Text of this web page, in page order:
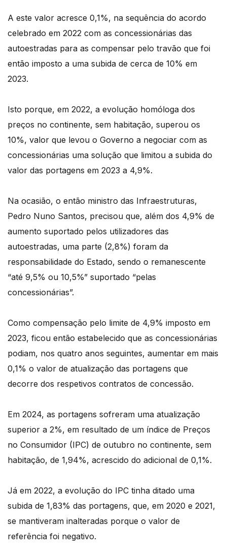
A este valor acresce 0,1%, na sequência do acordo
celebrado em 2022 com as concessionárias das
autoestradas para as compensar pelo travão que foi
então imposto a uma subida de cerca de 10% em
2023.
Isto porque, em 2022, a evolução homóloga dos
preços no continente, sem habitação, superou os
10%, valor que levou o Governo a negociar com as
concessionárias uma solução que limitou a subida do
valor das portagens em 2023 a 4,9%.
Na ocasião, o então ministro das Infraestruturas,
Pedro Nuno Santos, precisou que, além dos 4,9% de
aumento suportado pelos utilizadores das
autoestradas, uma parte (2,8%) foram da
responsabilidade do Estado, sendo o remanescente
“até 9,5% ou 10,5%” suportado “pelas
concessionárias”.
Como compensação pelo limite de 4,9% imposto em
2023, ficou então estabelecido que as concessionárias
podiam, nos quatro anos seguintes, aumentar em mais
0,1% o valor de atualização das portagens que
decorre dos respetivos contratos de concessão.
Em 2024, as portagens sofreram uma atualização
superior a 2%, em resultado de um índice de Preços
no Consumidor (IPC) de outubro no continente, sem
habitação, de 1,94%, acrescido do adicional de 0,1%.
Já em 2022, a evolução do IPC tinha ditado uma
subida de 1,83% das portagens, que, em 2020 e 2021,
se mantiveram inalteradas porque o valor de
referência foi negativo.